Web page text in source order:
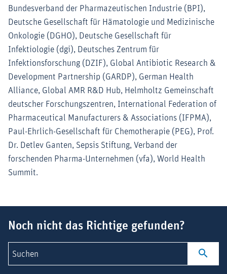
Bundesverband der Pharmazeutischen Industrie (BPI),
Deutsche Gesellschaft für Hämatologie und Medizinische
Onkologie (DGHO), Deutsche Gesellschaft für
Infektiologie (dgi), Deutsches Zentrum für
Infektionsforschung (DZIF), Global Antibiotic Research &
Development Partnership (GARDP), German Health
Alliance, Global AMR R&D Hub, Helmholtz Gemeinschaft
deutscher Forschungszentren, International Federation of
Pharmaceutical Manufacturers & Associations (IFPMA),
Paul-Ehrlich-Gesellschaft für Chemotherapie (PEG), Prof.
Dr. Detlev Ganten, Sepsis Stiftung, Verband der
forschenden Pharma-Unternehmen (vfa), World Health
Summit.
Noch nicht das Richtige gefunden?
Suchen